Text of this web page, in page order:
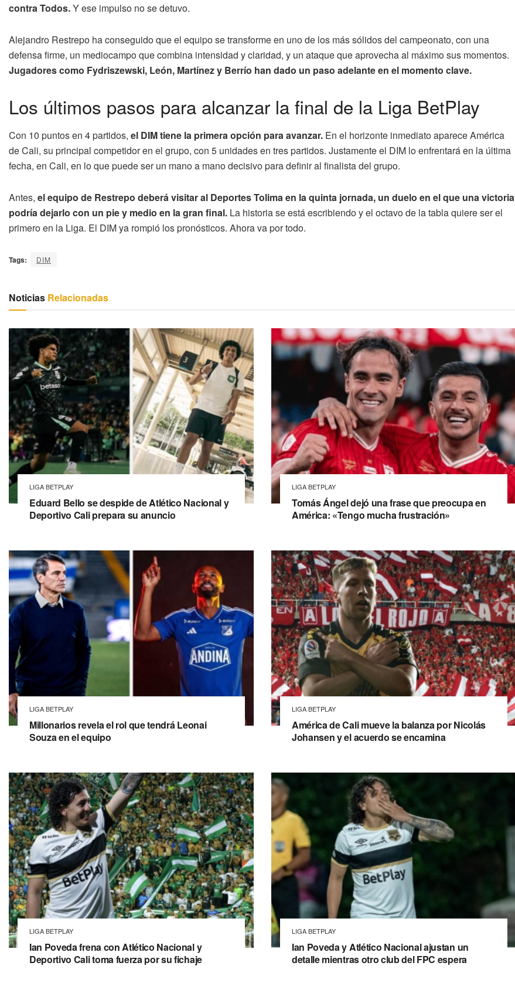
contra Todos.Y ese impulso no se detuvo.
Alejandro Restrepo ha conseguido que el equipo se transforme en uno de los más sólidos del campeonato, con una
defensa firme, un mediocampo que combina intensidad y claridad, y un ataque que aprovecha al máximo sus momentos.
Jugadores como Fydriszewski, León, Martínez y Berrío han dado un paso adelante en el momento clave.
Los últimos pasos para alcanzar la final de la Liga BetPlay
Con 10 puntos en 4 partidos, el DIM tiene la primera opción para avanzar. En el horizonte inmediato aparece América
de Cali, su principal competidor en el grupo, con 5 unidades en tres partidos. Justamente el DIM lo enfrentará en la última
fecha, en Cali, en lo que puede ser un mano a mano decisivo para definir al finalista del grupo.
Antes, el equipo de Restrepo deberá visitar al Deportes Tolima en la quinta jornada, un duelo en el que una victoria
podría dejarlo con un pie y medio en la gran final. La historia se está escribiendo y el octavo de la tabla quiere ser el
primero en la Liga. El DIM ya rompió los pronósticos. Ahora va por todo.
Tags: DIM
Noticias Relacionadas
LIGA BETPLAY
Eduard Bello se despide de Atlético Nacional y
Deportivo Cali prepara su anuncio
LIGA BETPLAY
Tomás Ángel dejó una frase que preocupa en
América: «Tengo mucha frustración»
LIGA BETPLAY
Millonarios revela el rol que tendrá Leonai
Souza en el equipo
LIGA BETPLAY
América de Cali mueve la balanza por Nicolás
Johansen y el acuerdo se encamina
LIGA BETPLAY
Ian Poveda frena con Atlético Nacional y
Deportivo Cali toma fuerza por su fichaje
LIGA BETPLAY
Ian Poveda y Atlético Nacional ajustan un
detalle mientras otro club del FPC espera